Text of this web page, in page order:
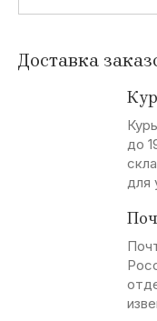
Доставка
до
для